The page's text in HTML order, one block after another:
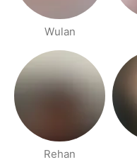
Wulan
Rehan